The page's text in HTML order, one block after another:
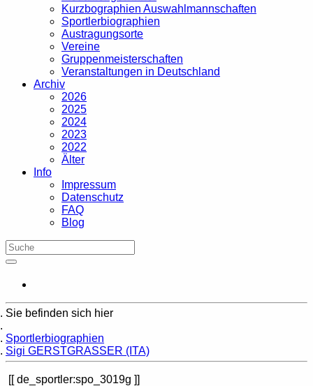
Kurzbographien Auswahlmannschaften
Sportlerbiographien
Austragungsorte
Vereine
Gruppenmeisterschaften
Veranstaltungen in Deutschland
Archiv
2026
2025
2024
2023
2022
Älter
Info
Impressum
Datenschutz
FAQ
Blog
Sie befinden sich hier
Sportlerbiographien
Sigi GERSTGRASSER (ITA)
de_sportler:spo_3019g